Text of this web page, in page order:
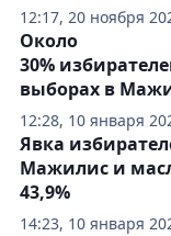
12:17, 20 ноября
12:28, 10 января
Около
30%
выборах в
14:23, 10 января
Явка
Мажилис и
43,9%